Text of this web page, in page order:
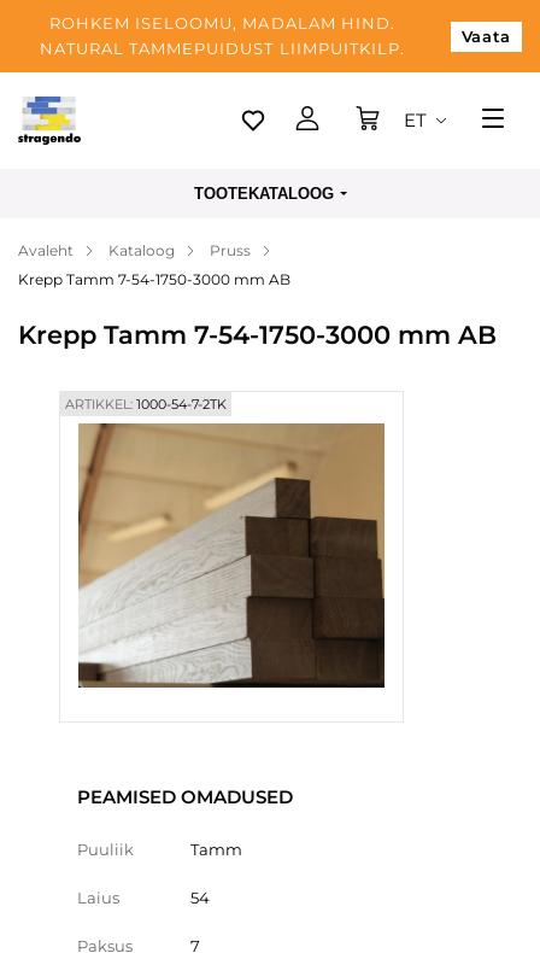
ROHKEM ISELOOMU, MADALAM HIND.
NATURAL TAMMEPUIDUST LIIMPUITKILP.
Vaata
Tallinn
Makse
Blogi
Kontaktid
ET
TOOTEKATALOOG
Avaleht Kataloog
Pruss
Krepp Tamm 7-54-1750-3000 mm AB
Krepp Tamm 7-54-1750-3000 mm AB
ARTIKKEL:1000-54-7-2TK
PEAMISED OMADUSED
Puuliik Tamm
Laius 54
Paksus 7